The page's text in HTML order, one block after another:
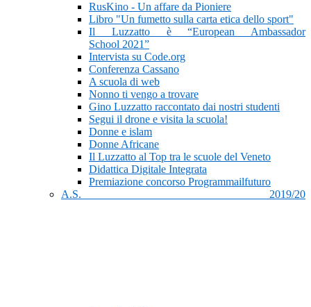
RusKino - Un affare da Pioniere
Libro "Un fumetto sulla carta etica dello sport"
Il Luzzatto è “European Ambassador
School 2021”
Intervista su Code.org
Conferenza Cassano
A scuola di web
Nonno ti vengo a trovare
Gino Luzzatto raccontato dai nostri studenti
Segui il drone e visita la scuola!
Donne e islam
Donne Africane
Il Luzzatto al Top tra le scuole del Veneto
Didattica Digitale Integrata
Premiazione concorso Programmailfuturo
A.S. 2019/20